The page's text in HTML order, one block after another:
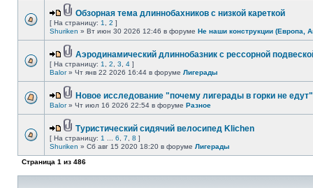
Обзорная тема длиннобахников с низкой кареткой
[ На страницу: 1 2 ]
Shuriken » Вт июн 30 2026 12:46 в форуме Не наши конструкции (Европа,
Аэродинамический длиннобазник с рессорной
[ На страницу: 1 2 3 4 ]
Balor» Чт янв 22 2026 16:44 в форуме Лигерады
Новое исследование "почему лигерады в горки не
Balor» Чт июл 16 2026 22:54 в форуме Разное
Туристический сидячий велосипед Klichen
[ На страницу: 1 6 7 8 ]
Shuriken » Сб авг 15 2020 18:20 в форуме Лигерады
Страница 1 из 486